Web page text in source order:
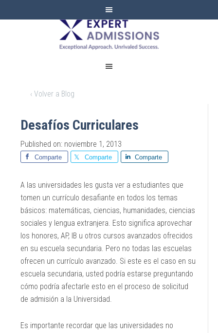
EXPERT
ADMISSIONS
‹ Volver a Blog
Desafíos Curriculares
Published on: noviembre 1, 2013
Comparte Comparte Comparte
A las universidades les gusta ver a estudiantes que
tomen un currículo desafiante en todos los temas
básicos: matemáticas, ciencias, humanidades, ciencias
sociales y lengua extranjera. Esto significa aprovechar
los honores, AP, IB u otros cursos avanzados ofrecidos
en su escuela secundaria. Pero no todas las escuelas
ofrecen un currículo avanzado. Si este es el caso en su
escuela secundaria, usted podría estarse preguntando
cómo podría afectarle esto en el proceso de solicitud
de admisión a la Universidad.
Es importante recordar que las universidades no